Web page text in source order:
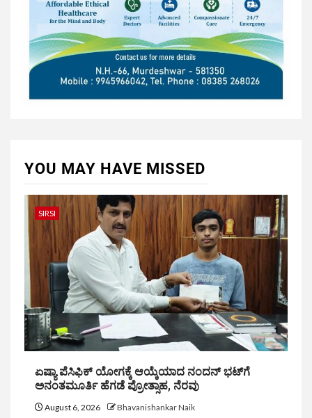
YOU MAY HAVE MISSED
SIRSI
ಏಷ್ಯಾ ಪೆಸಿಫಿಕ್ ಯೋಗಕ್ಕೆ ಆಯ್ಕೆಯಾದ ನಂದನ್ ಭಟ್‌ಗೆ
ಅನಂತಮೂರ್ತಿ ಹೆಗಡೆ ಪ್ರೋತ್ಸಾಹ, ನೆರವು
August 6, 2026 Bhavanishankar Naik